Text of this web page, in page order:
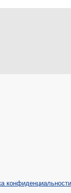
конфиденциальности